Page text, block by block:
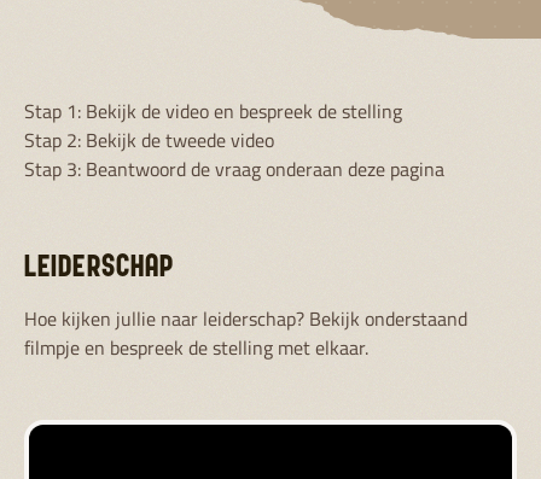
Stap 1: Bekijk de video en bespreek de stelling
Stap 2: Bekijk de tweede video
Stap 3: Beantwoord de vraag onderaan deze pagina
LEIDERSCHAP
Hoe kijken jullie naar leiderschap? Bekijk onderstaand
filmpje en bespreek de stelling met elkaar.